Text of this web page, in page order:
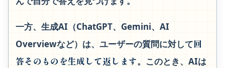
一方、生成AI（ChatGPT、Gemini、AI
Overviewなど）は、ユーザーの質問に対して回
答そのものを生成して返します。このとき、AIは